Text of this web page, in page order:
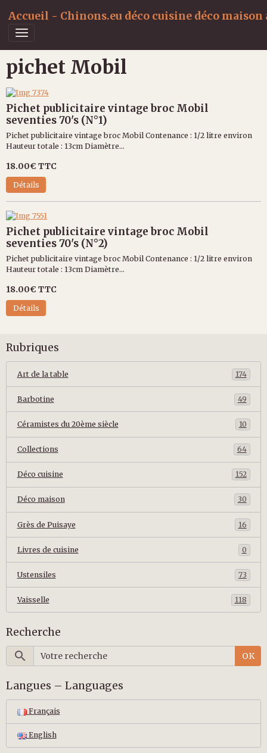
Accueil - Chinons.eu déco cuisine déco
pichet Mobil
Pichet publicitaire vintage broc Mobil
seventies 70's (N°1)
Pichet publicitaire vintage broc Mobil Contenance : 1/2 litre environ
Hauteur totale : 13cm Diamètre...
18.00€ TTC
Détails
Pichet publicitaire vintage broc Mobil
seventies 70's (N°2)
Pichet publicitaire vintage broc Mobil Contenance : 1/2 litre environ
Hauteur totale : 13cm Diamètre...
18.00€ TTC
Détails
Rubriques
Art de la table 174
Barbotine 49
Céramistes du 20ème siècle 10
Collections 64
Déco cuisine 152
Déco maison 30
Grès de Puisaye 16
Livres de cuisine 0
Ustensiles 73
Vaisselle 118
Recherche
OK
Langues – Languages
Français
English